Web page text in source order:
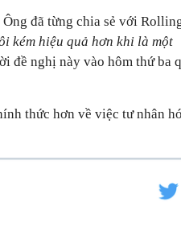
đã từng chia sẻ với
kém hiệu quả hơn khi là một
đề nghị này vào hôm thứ ba
thức hơn về việc tư nhân